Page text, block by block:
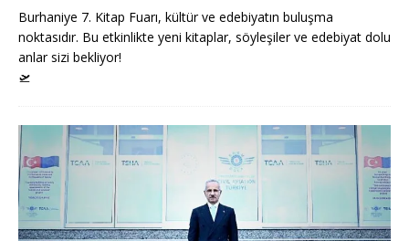
Burhaniye 7. Kitap Fuarı, kültür ve edebiyatın buluşma
noktasıdır. Bu etkinlikte yeni kitaplar, söyleşiler ve edebiyat dolu
anlar sizi bekliyor!
🛫